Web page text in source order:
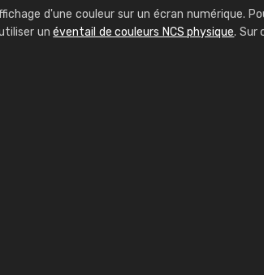
d'une couleur sur un écran numérique.
unéventail de couleurs NCS physique. Sur